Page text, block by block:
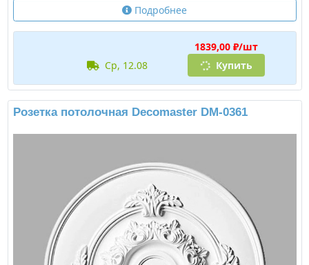
Подробнее
1839,00 ₽/шт
ср, 12.08
Купить
Розетка потолочная Decomaster DM-0361